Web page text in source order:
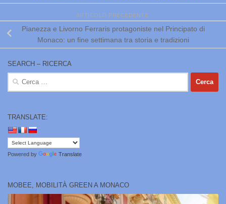
ARTICOLO PRECEDENTE
Pianezza e Livorno Ferraris protagoniste nel Principato di
Monaco: un fine settimana tra storia e tradizioni
SEARCH – RICERCA
Ricerca
TRANSLATE:
Powered by Translate
MOBEE, MOBILITÀ GREEN A MONACO